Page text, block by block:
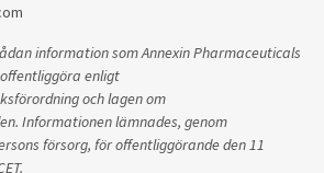
information som Annexin Pharmaceuticals
enligt
och lagen om
Informationen lämnades, genom
försorg, för offentliggörande den 11